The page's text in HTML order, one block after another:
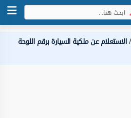
الاستعلام عن ملكية السيارة برقم اللوحة